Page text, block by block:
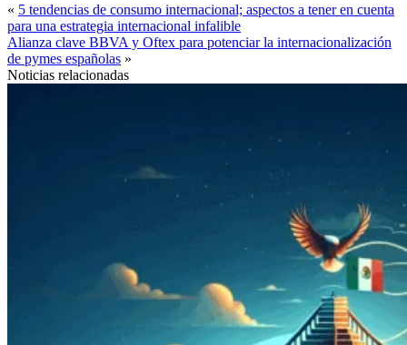
« 5 tendencias de consumo internacional; aspectos a tener en cuenta
para una estrategia internacional infalible
Alianza clave BBVA y Oftex para potenciar la internacionalización
de pymes españolas »
Noticias relacionadas